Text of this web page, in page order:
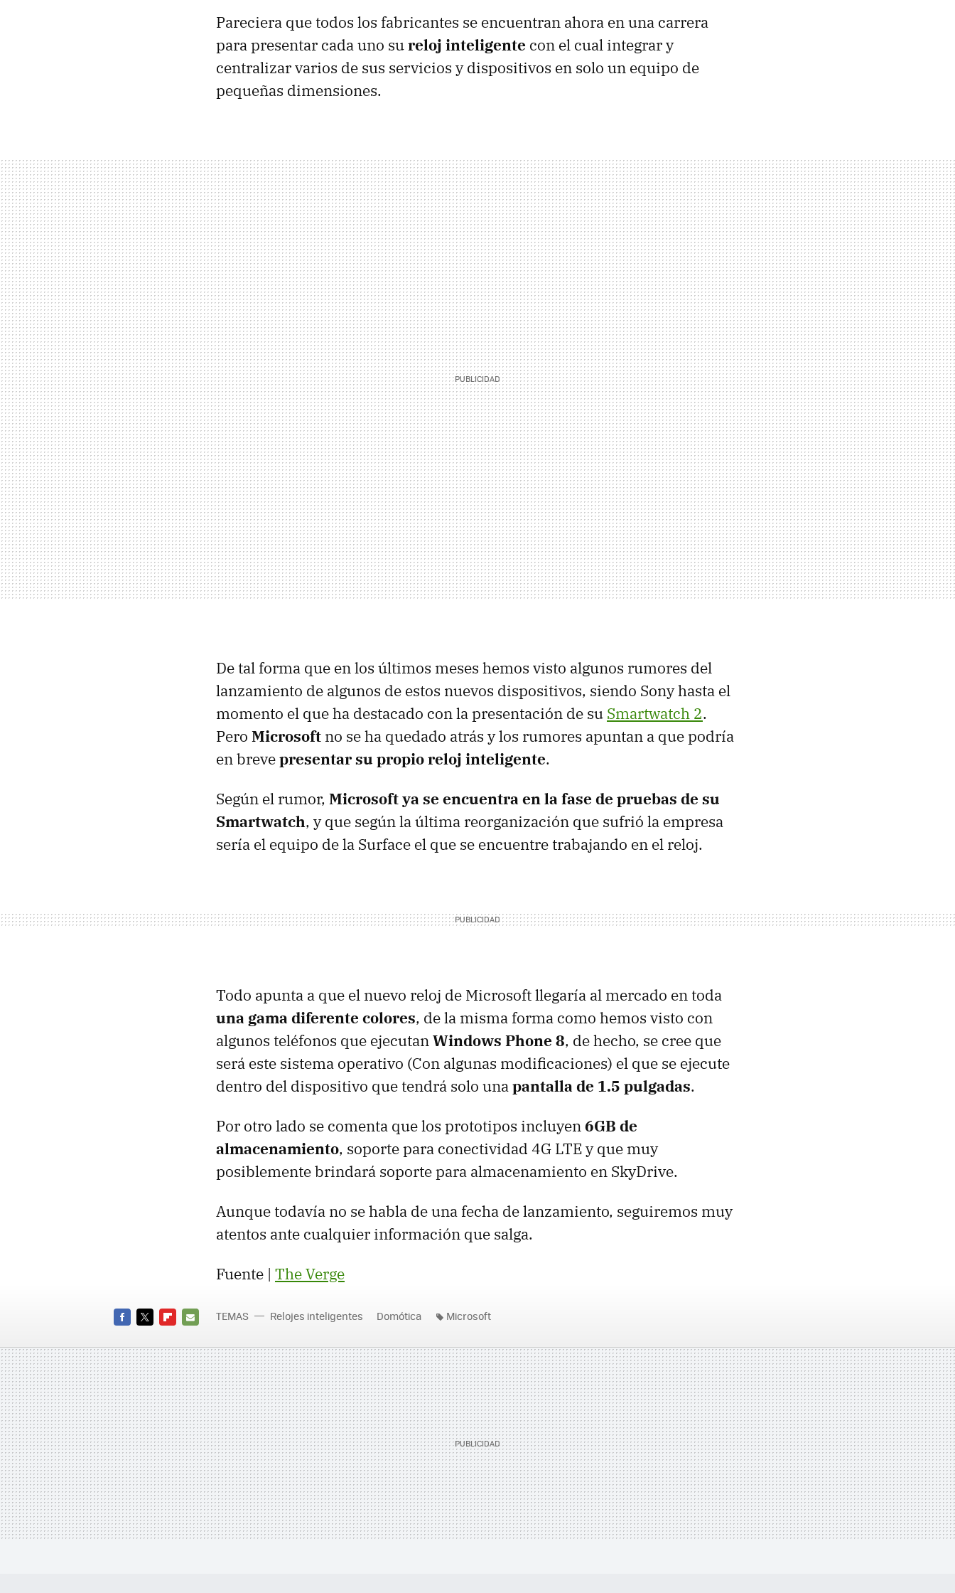
Pareciera que todos los fabricantes se encuentran ahora en una carrera
para presentar cada uno sureloj inteligente con el cual integrar y
centralizar varios de sus servicios y dispositivos en solo un equipo de
pequeñas dimensiones.
De tal forma que en los últimos meses hemos visto algunos rumores del
lanzamiento de algunos de estos nuevos dispositivos, siendo Sony hasta el
momento el que ha destacado con la presentación de su Smartwatch 2.
Pero Microsoft no se ha quedado atrás y los rumores apuntan a que podría
en brevepresentar su propio reloj inteligente.
Según el rumor, Microsoft ya se encuentra en la fase de pruebas de su
Smartwatch, y que según la última reorganización que sufrió la empresa
sería el equipo de la Surface el que se encuentre trabajando en el reloj.
Todo apunta a que el nuevo reloj de Microsoft llegaría al mercado en toda
una gama diferente colores, de la misma forma como hemos visto con
algunos teléfonos que ejecutanWindows Phone 8, de hecho, se cree que
será este sistema operativo (Con algunas modificaciones) el que se ejecute
dentro del dispositivo que tendrá solo unapantalla de 1.5 pulgadas.
Por otro lado se comenta que los prototipos incluyen6GB de
almacenamiento, soporte para conectividad 4G LTE y que muy
posiblemente brindará soporte para almacenamiento en SkyDrive.
Aunque todavía no se habla de una fecha de lanzamiento, seguiremos muy
atentos ante cualquier información que salga.
Fuente | The Verge
MAIL
TEMAS Relojes inteligentes Domótica Microsoft